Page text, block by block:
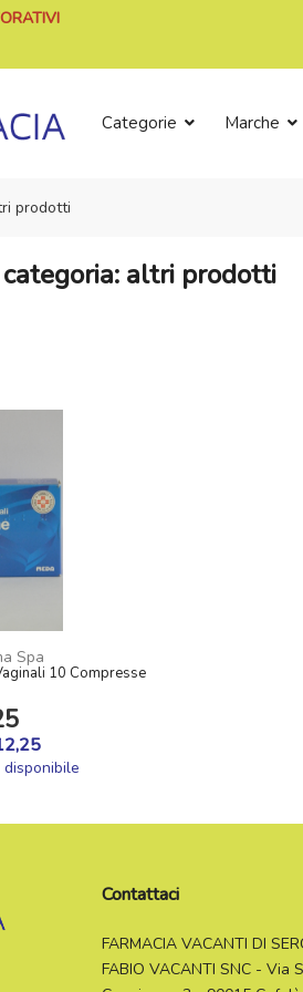
Categorie Marche
prodotti
altri prodotti
Spa
10 Compresse
Contattaci
FARMACIA VACANTI DI
FABIO VACANTI SNC - Via